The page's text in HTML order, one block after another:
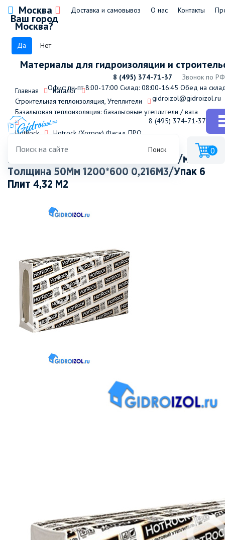
Москва
Ваш город
Москва?
Да Нет
Доставка и самовывоз О нас Контакты
Материалы для гидроизоляции и
8 (495) 374-71-37
Звонок по
Офис: пн-пт 8:00-17:00 Склад: 08:00-16:45 Обед на
gidroizol@gidroizol.ru
8 (495) 374-71-37
Поиск 0
Главная
Каталог
Строительная теплоизоляция, Утеплители
Базальтовая теплоизоляция: базальтовые утеплители / вата
HotRock Hotrock (Хотрок) Фасад ПРО
Hotrock (Хотрок) Фасад ПРО(110кг/м3)
Толщина 50Мм 1200*600 0,216М3/Упак 6
Плит 4,32 М2